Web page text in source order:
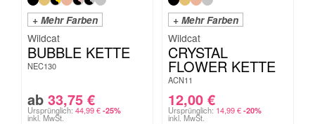
+ Mehr Farben
Wildcat
BUBBLE KETTE
NEC130
ab 33,75 €
Ursprünglich: 44,99€ -25%
inkl. MwSt.
+ Mehr Farben
Wildcat
CRYSTAL
FLOWER KETTE
ACN11
12,00 €
Ursprünglich: 14,99€ -20%
inkl. MwSt.